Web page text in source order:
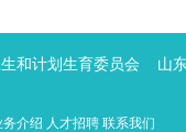
和计划生育委员会 山
务介绍 人才招聘 联系我们